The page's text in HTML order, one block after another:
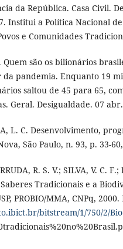
da República. Casa Civil.
Institui a Política Nacional
e Comunidades
Quem são os bilionários
da pandemia. Enquanto 19
saltou de 45 para 65,
Geral. Desigualdade. 07
L. C. Desenvolvimento,
São Paulo, n. 93, p. 33-
R. S. V.; SILVA, V. C.
Saberes Tradicionais e a
PROBIO/MMA, CNPq,
bitstream/1/750/2/